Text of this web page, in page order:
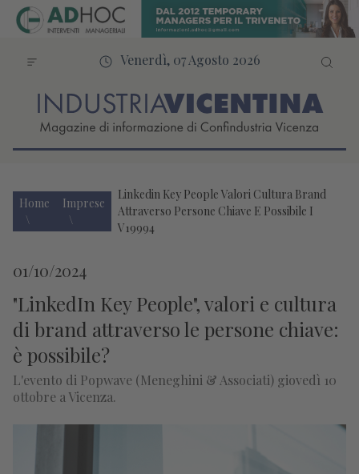
Venerdì, 07 Agosto 2026
Home Imprese
Linkedin Key People Valori Cultura Brand
Attraverso Persone Chiave E Possibile I
V19994
01/10/2024
"LinkedIn Key People", valori e cultura
di brand attraverso le persone chiave:
è possibile?
L'evento di Popwave (Meneghini & Associati) giovedì 10
ottobre a Vicenza.